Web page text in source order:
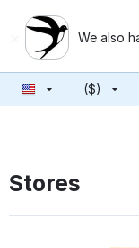
We also
($)
Stores